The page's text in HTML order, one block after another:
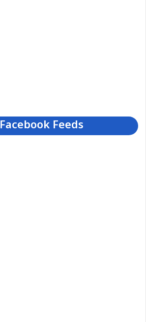
Facebook Feeds